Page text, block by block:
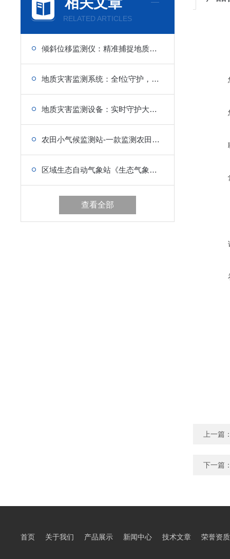
RELATED ARTICLES
倾斜位移监测仪：精准捕捉地质微变动
地质灾害监测系统：全f位守护，智能化管理
地质灾害监测设备：实时守护大地安宁
农田小气候监测站-一款监测农田气象环境的小气候监测设备
区域生态自动气象站《生态气象》@气象新闻
查看全部
上一篇
下一篇
首页 关于我们 产品展示 新闻中心 技术文章 荣誉资质